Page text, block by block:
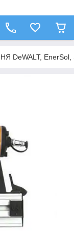
EnerSol,